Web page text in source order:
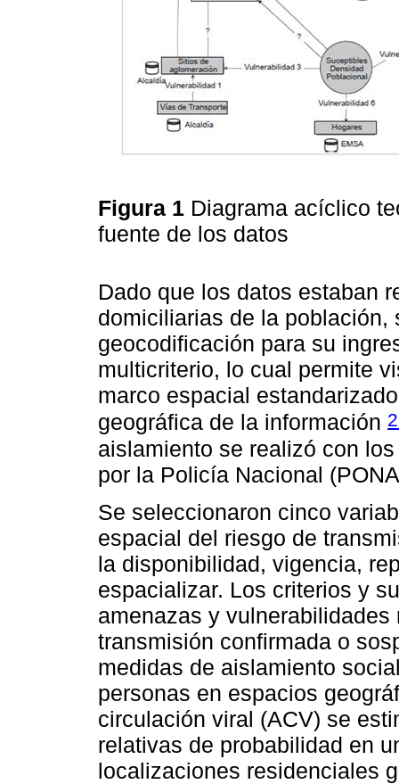
Figura 1 Diagrama acíclico
fuente de los datos
Dado que los datos estaban
domiciliarias de la población,
geocodificación para su
multicriterio, lo cual permite
marco espacial
geográfica de la información
aislamiento se realizó con
por la Policía Nacional
Se seleccionaron cinco
espacial del riesgo de
la disponibilidad, vigencia,
espacializar. Los criterios y
amenazas y
transmisión confirmada o
medidas de aislamiento
personas en espacios
circulación viral (ACV) se
relativas de probabilidad en
localizaciones residenciales